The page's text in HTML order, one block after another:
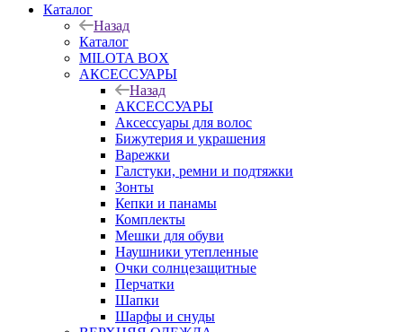
Каталог
Назад
Каталог
MILOTA BOX
АКСЕССУАРЫ
Назад
АКСЕССУАРЫ
Аксессуары для волос
Бижутерия и украшения
Варежки
Галстуки, ремни и подтяжки
Зонты
Кепки и панамы
Комплекты
Мешки для обуви
Наушники утепленные
Очки солнцезащитные
Перчатки
Шапки
Шарфы и снуды